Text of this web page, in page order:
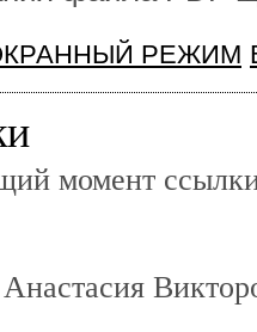
РЕЖИМ
момент